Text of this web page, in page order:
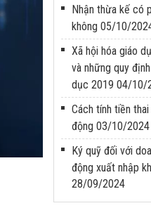
Nhận thừa kế có
không 05/10/
Xã hội hóa giáo
và những quy
dục 2019 04/10/
Cách tính tiền
động 03/10/2024
Ký quỹ đối với
động xuất nhập
28/09/2024